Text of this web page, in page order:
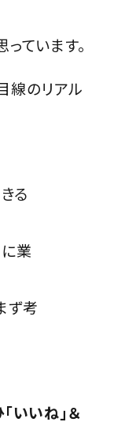
ています。
線のリアル
る
業
ず考
いいね」＆